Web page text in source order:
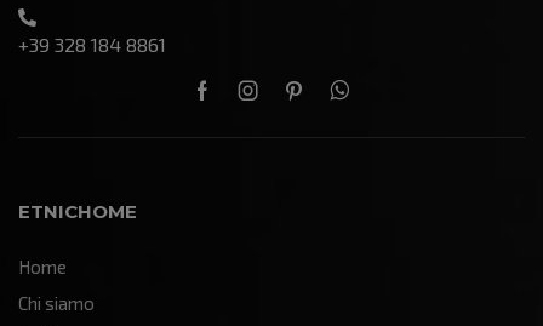
+39 328 184 8861
ETNICHOME
Home
Chi siamo